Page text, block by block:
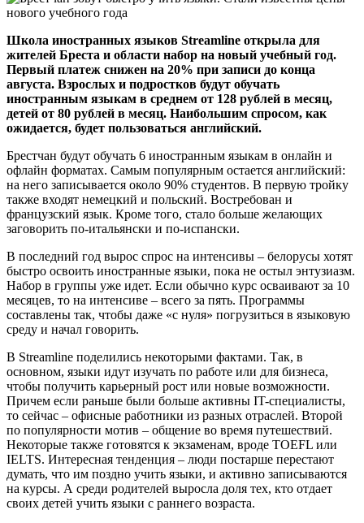
Школа иностранных языков Streamline открыла для
жителей Бреста и области набор на новый учебный год.
Первый платеж снижен на 20% при записи до конца
августа. Взрослых и подростков будут обучать
иностранным языкам в среднем от 128 рублей в месяц,
детей от 80 рублей в месяц. Наибольшим спросом, как
ожидается, будет пользоваться английский.
Брестчан будут обучать 6 иностранным языкам в онлайн и
офлайн форматах. Самым популярным остается английский:
на него записывается около 90% студентов. В первую тройку
также входят немецкий и польский. Востребован и
французский язык. Кроме того, стало больше желающих
заговорить по-итальянски и по-испански.
В последний год вырос спрос на интенсивы – белорусы хотят
быстро освоить иностранные языки, пока не остыл энтузиазм.
Набор в группы уже идет. Если обычно курс осваивают за 10
месяцев, то на интенсиве – всего за пять. Программы
составлены так, чтобы даже «с нуля» погрузиться в языковую
среду и начал говорить.
В Streamline поделились некоторыми фактами. Так, в
основном, языки идут изучать по работе или для бизнеса,
чтобы получить карьерный рост или новые возможности.
Причем если раньше были больше активны IT-специалисты,
то сейчас – офисные работники из разных отраслей. Второй
по популярности мотив – общение во время путешествий.
Некоторые также готовятся к экзаменам, вроде TOEFL или
IELTS. Интересная тенденция – люди постарше перестают
думать, что им поздно учить языки, и активно записываются
на курсы. А среди родителей выросла доля тех, кто отдает
своих детей учить языки с раннего возраста.